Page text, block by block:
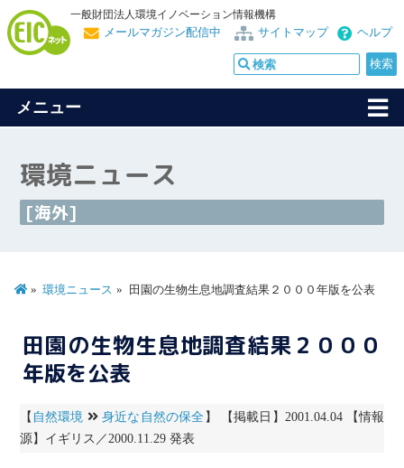
一般財団法人環境イノベーション情報機構
ヘルプ
サイトマップ
メールマガジン配信中
メニュー
環境ニュース
[海外]
環境ニュース 田園の生物生息地調査結果２０００年版を公表
田園の生物生息地調査結果２０００
年版を公表
【 自然環境 身近な自然の保全 】 【掲載日】2001.04.04 【情報
源】イギリス／2000.11.29 発表